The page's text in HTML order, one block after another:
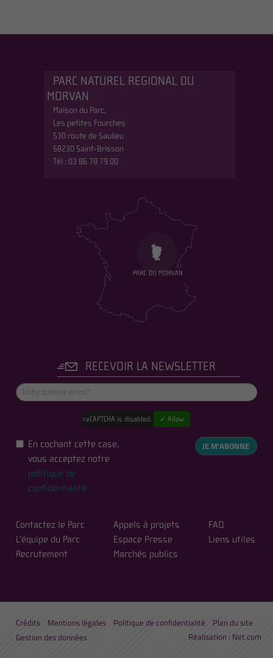
PARC NATUREL REGIONAL DU
MORVAN
Maison du Parc,
Les petites Fourches
530 route de Saulieu
58230 Saint-Brisson
Tél : 03 86 78 79 00
RECEVOIR LA NEWSLETTER
reCAPTCHA is disabled. ✓ Allow
En cochant cette case,
vous acceptez notre
politique de
confidentialité
JE M'ABONNE
Contactez le Parc
L'équipe du Parc
Recrutement
Appels à projets
Espace Presse
Marchés publics
FAQ
Liens utiles
Crédits Mentions légales Politique de confidentialité
Plan du site
Réalisation : Net.com
Gestion des données